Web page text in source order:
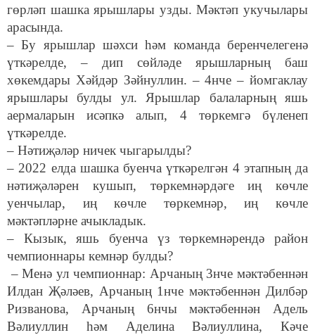
гөрләп шашка ярышлары узды. Мәктәп укучылары
арасында.
– Бу ярышлар шәхси һәм команда беренчелегенә
үткәрелде, – дип сөйләде ярышларның баш
хөкемдары Хәйдәр Зәйнуллин. – 4нче – йомгаклау
ярышлары булды ул. Ярышлар балаларның яшь
аермаларын исәпкә алып, 4 төркемгә бүленеп
үткәрелде.
– Нәтиҗәләр ничек чыгарылды?
– 2022 елда шашка буенча үткәрелгән 4 этапның да
нәтиҗәләрен кушып, төркемнәрдәге иң көчле
уенчылар, иң көчле төркемнәр, иң көчле
мәктәпләрне ачыкладык.
– Кызык, яшь буенча үз төркемнәрендә район
чемпионнары кемнәр булды?
– Менә ул чемпионнар: Арчаның 3нче мәктәбеннән
Илдан Җәләев, Арчаның 1нче мәктәбеннән Дилбәр
Ризванова, Арчаның 6нчы мәктәбеннән Адель
Вәлиуллин һәм Аделина Вәлиуллина, Кәче